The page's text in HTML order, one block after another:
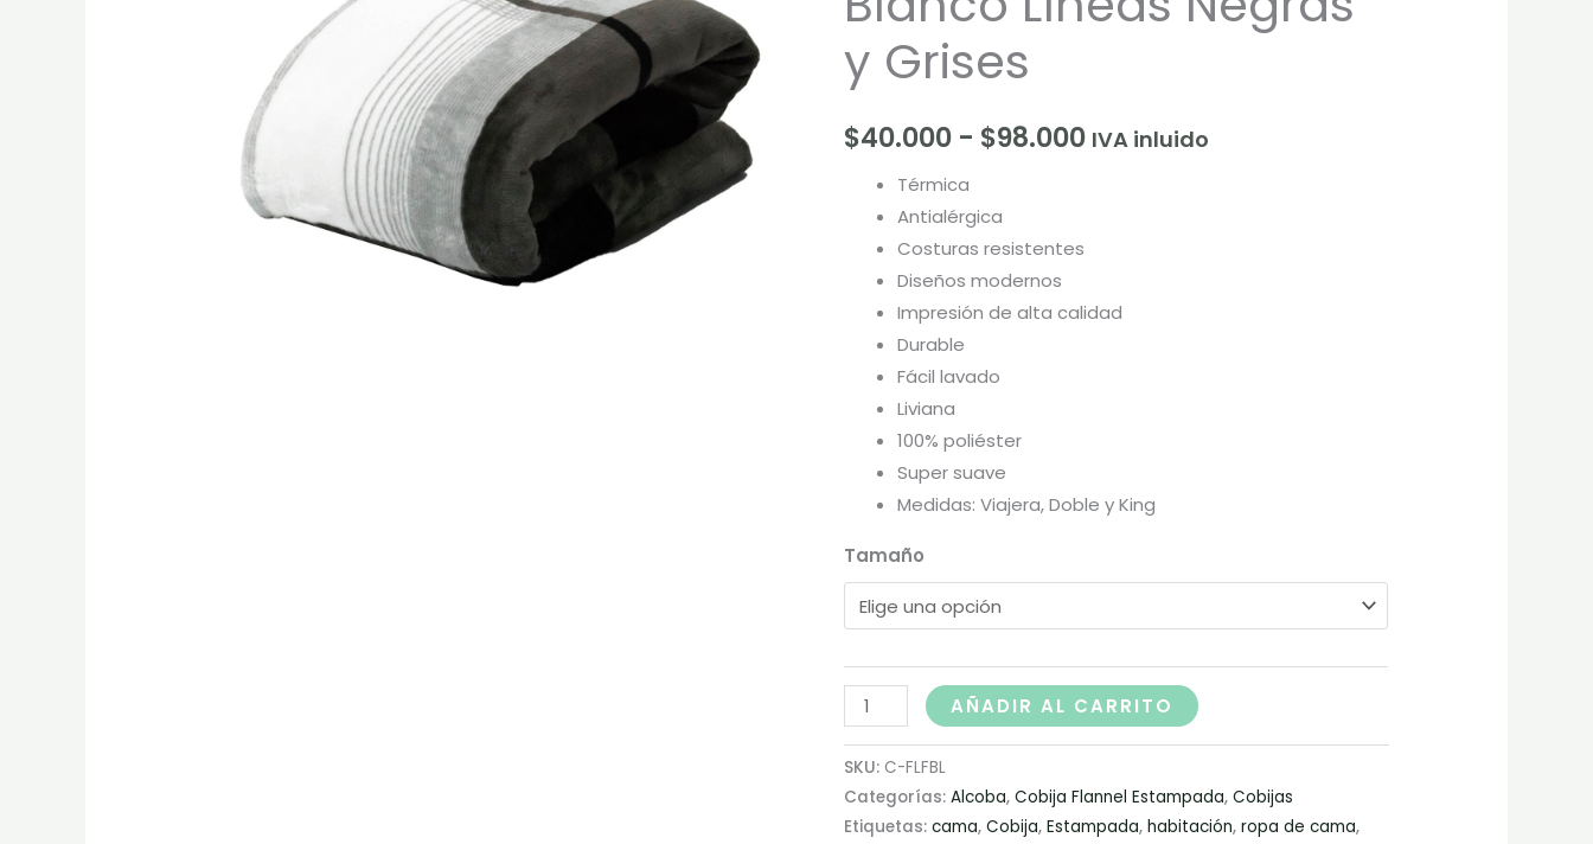
y Grises
$40.000 - $98.000$98.000
IVA inluido
Térmica
Antialérgica
Costuras resistentes
Diseños modernos
Impresión de alta calidad
Durable
Fácil lavado
Liviana
100% poliéster
Super suave
Medidas: Viajera, Doble y King
Tamaño
Blanco
Líneas
Negras
Grises
cantidad
AÑADIR AL CARRITO
SKU: C-FLFBL
Categorías: Alcoba, Cobija Flannel Estampada, Cobijas
Etiquetas: cama, Cobija, Estampada, habitación, ropa de cama,